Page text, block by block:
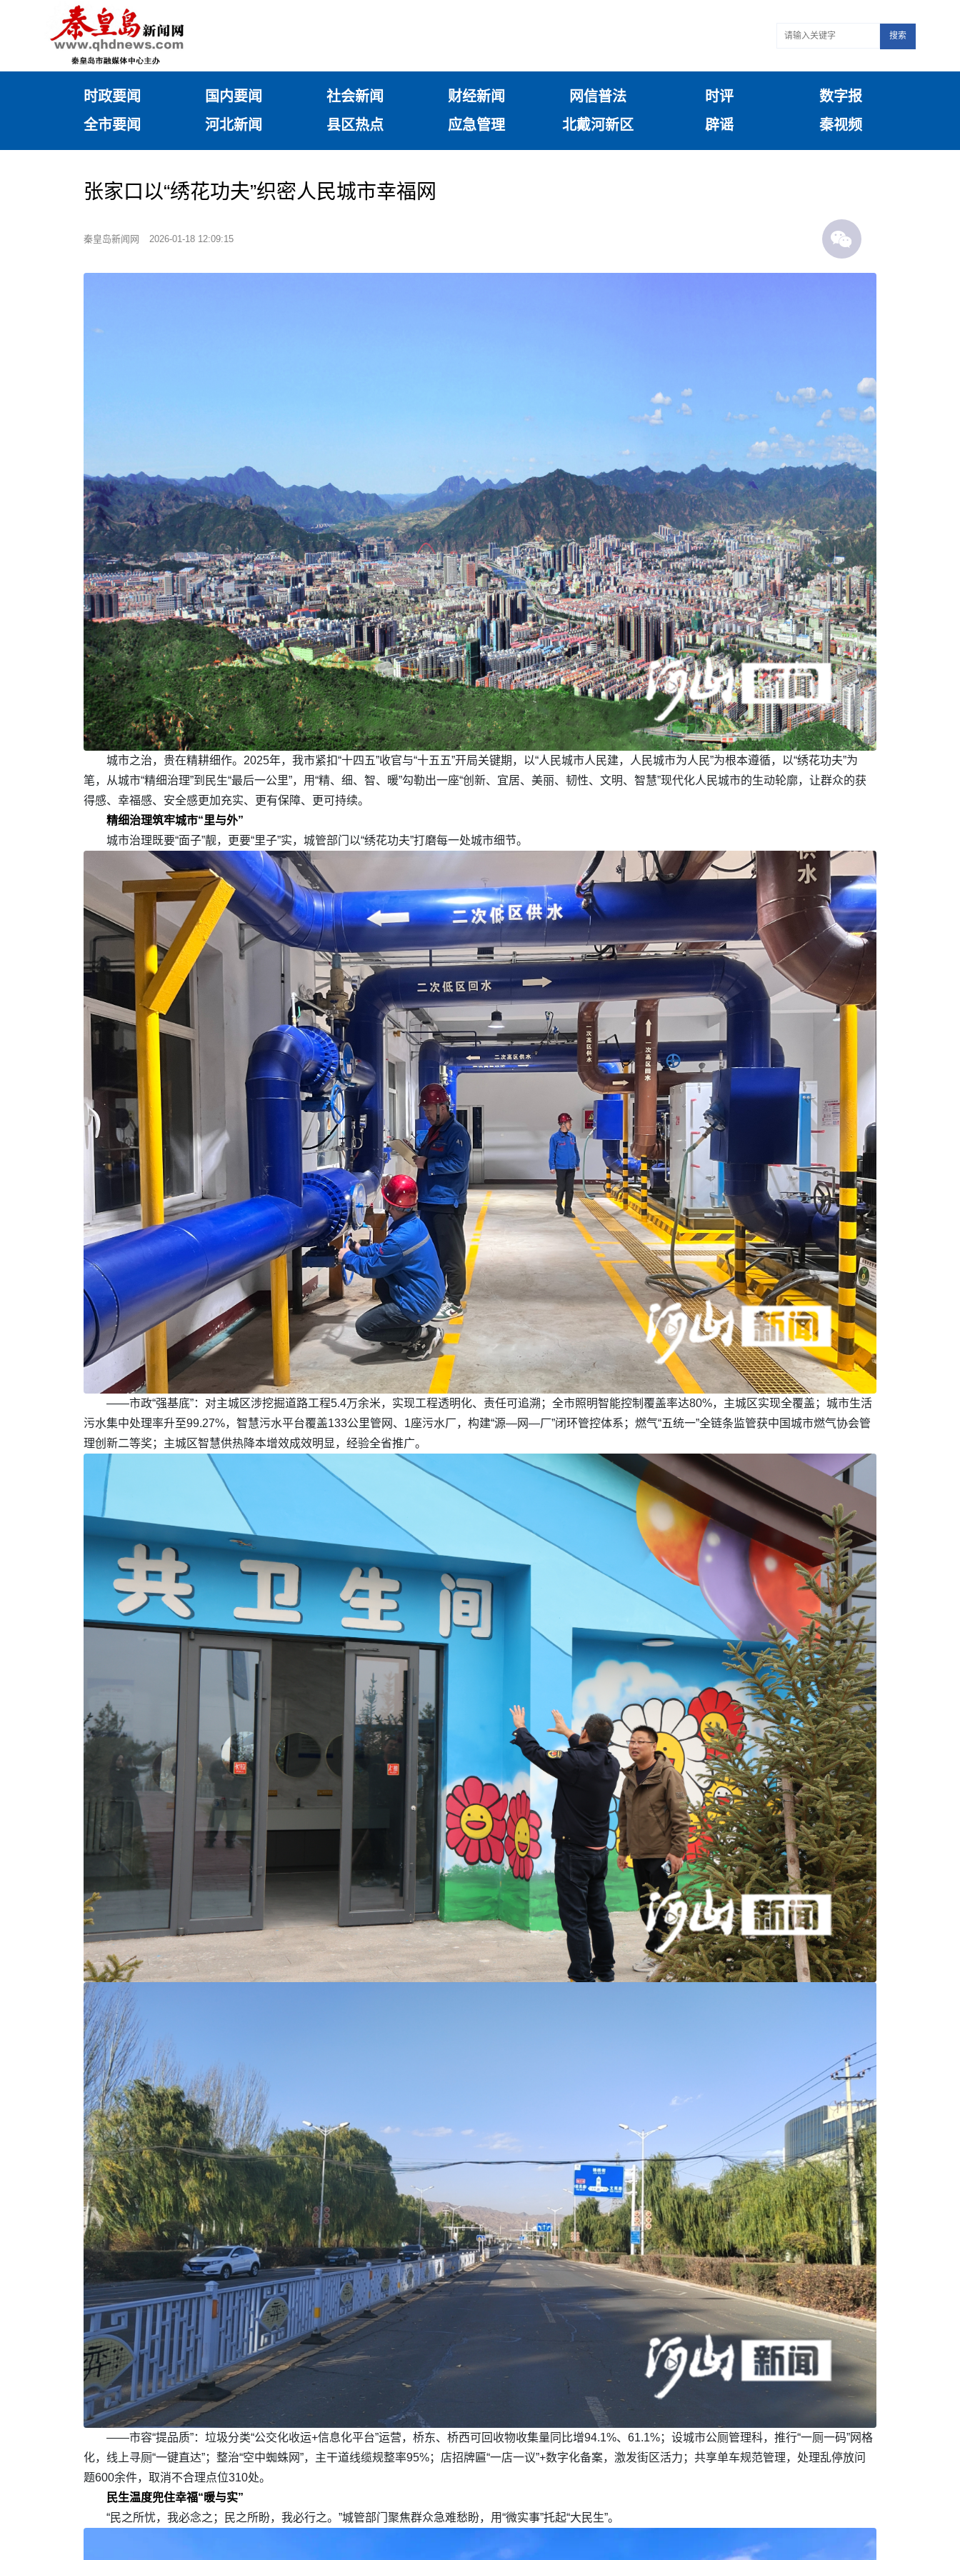
搜索
时政要闻 国内要闻 社会新闻 财经新闻 网信普法 时评
数字报
全市要闻
河北新闻 县区热点 应急管理 北戴河新区 辟谣 秦视频
张家口以“绣花功夫”织密人民城市幸福网
秦皇岛新闻网 2026-01-18 12:09:15
城市之治，贵在精耕细作。2025年，我市紧扣“十四五”收官与“十五五”开局关键期，以“人民城市人民建，人民城市为人民”为根本遵循，以“绣花功夫”为
笔，从城市“精细治理”到民生“最后一公里”，用“精、细、智、暖”勾勒出一座“创新、宜居、美丽、韧性、文明、智慧”现代化人民城市的生动轮廓，让群众的获
得感、幸福感、安全感更加充实、更有保障、更可持续。
精细治理筑牢城市“里与外”
城市治理既要“面子”靓，更要“里子”实，城管部门以“绣花功夫”打磨每一处城市细节。
——市政“强基底”：对主城区涉挖掘道路工程5.4万余米，实现工程透明化、责任可追溯；全市照明智能控制覆盖率达80%，主城区实现全覆盖；城市生活
污水集中处理率升至99.27%，智慧污水平台覆盖133公里管网、1座污水厂，构建“源—网—厂”闭环管控体系；燃气“五统一”全链条监管获中国城市燃气协会管
理创新二等奖；主城区智慧供热降本增效成效明显，经验全省推广。
——市容“提品质”：垃圾分类“公交化收运+信息化平台”运营，桥东、桥西可回收物收集量同比增94.1%、61.1%；设城市公厕管理科，推行“一厕一码”网格
化，线上寻厕“一键直达”；整治“空中蜘蛛网”，主干道线缆规整率95%；店招牌匾“一店一议”+数字化备案，激发街区活力；共享单车规范管理，处理乱停放问
题600余件，取消不合理点位310处。
民生温度兜住幸福“暖与实”
“民之所忧，我必念之；民之所盼，我必行之。”城管部门聚焦群众急难愁盼，用“微实事”托起“大民生”。